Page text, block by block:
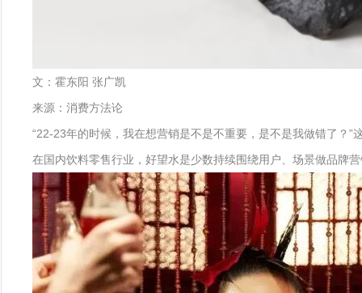
文：霍东阳 张广凯
来源：消费方法论
“22-23年的时候，我在想营销是不是不重要，是不是我做错了？
在国内饮料零售行业，好望水是少数持续围绕用户、场景做品牌